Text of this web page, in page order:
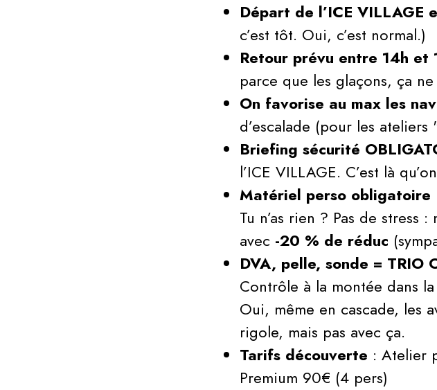
Départ de l’ICE
c’est tôt. Oui, c’est normal.)
Retour prévu entre 14h et
parce que les glaçons, ça
On favorise au max les
d’escalade (pour les
Briefing sécurité
l’ICE VILLAGE. C’est là
Matériel perso obligatoire
Tu n’as rien ? Pas de
avec -20 % de réduc
DVA, pelle, sonde = TRIO
Contrôle à la montée dans
Oui, même en cascade, les
rigole, mais pas avec ça.
Tarifs découverte : Atelier
Premium 90€ (4 pers)